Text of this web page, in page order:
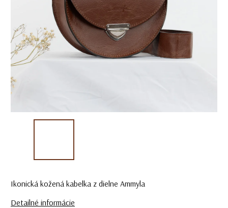
Ikonická kožená kabelka z dielne Ammyla
Detailné informácie